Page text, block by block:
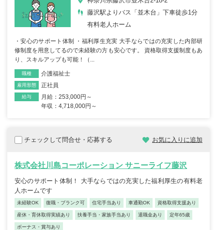
藤沢駅よりバス「並木台」下車徒歩1分
有料老人ホーム
・安心のサポート体制 ・福利厚生充実 大手ならではの充実した内部研
修制度を用意してるので未経験の方も安心です。 資格取得支援制度もあ
り、スキルアップも可能！（...
職種 介護福祉士
雇用形態 正社員
給与
月給：253,000円～
年収：4,718,000円～
チェックして問合せ・応募する お気に入りに追加
株式会社川島コーポレーション サニーライフ藤沢
安心のサポート体制！ 大手ならではの充実した福利厚生の有料老
人ホームです
未経験OK 復職・ブランク可 住宅手当あり 車通勤OK 資格取得支援あり
産休・育休取得実績あり 扶養手当・家族手当あり 退職金あり 定年65歳
ボーナス・賞与あり